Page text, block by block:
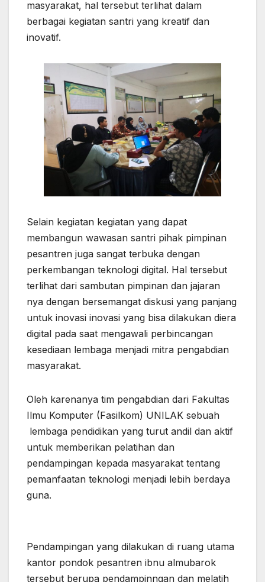
masyarakat, hal tersebut terlihat dalam
berbagai kegiatan santri yang kreatif dan
inovatif.
Selain kegiatan kegiatan yang dapat
membangun wawasan santri pihak pimpinan
pesantren juga sangat terbuka dengan
perkembangan teknologi digital. Hal tersebut
terlihat dari sambutan pimpinan dan jajaran
nya dengan bersemangat diskusi yang panjang
untuk inovasi inovasi yang bisa dilakukan diera
digital pada saat mengawali perbincangan
kesediaan lembaga menjadi mitra pengabdian
masyarakat.
Oleh karenanya tim pengabdian dari Fakultas
Ilmu Komputer (Fasilkom) UNILAK sebuah
lembaga pendidikan yang turut andil dan aktif
untuk memberikan pelatihan dan
pendampingan kepada masyarakat tentang
pemanfaatan teknologi menjadi lebih berdaya
guna.
Pendampingan yang dilakukan di ruang utama
kantor pondok pesantren ibnu almubarok
tersebut berupa pendampinngan dan melatih